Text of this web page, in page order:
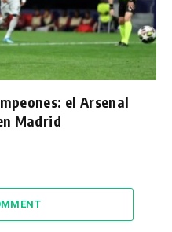
el Arsenal
Madrid